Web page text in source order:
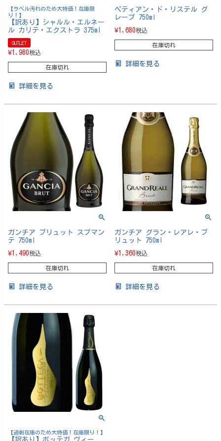
【ラベル汚れのため大特価！在庫限
り！】
【訳あり】シャルル・エルネー
ル カリテ・エクストラ 375ml
OUTLET
¥1,980税込
在庫切れ
詳細を見る
ペティアン・ド・リステル グ
レープ 750ml
¥1,680税込
在庫切れ
詳細を見る
ガンチア ブリュット スプマン
テ 750ml
¥1,490税込
在庫切れ
詳細を見る
ガンチア グラン・レアレ・ブ
リュット 750ml
¥1,360税込
在庫切れ
詳細を見る
【過剰在庫のため大特価！在庫限り！】
【訳あり】ボッテガ ヴィー